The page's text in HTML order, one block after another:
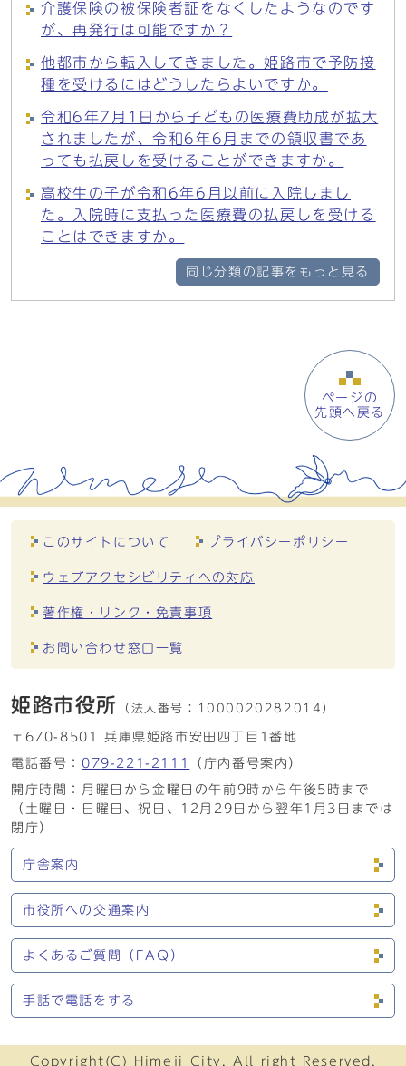
介護保険の被保険者証をなくしたようなのです
が、再発行は可能ですか？
他都市から転入してきました。姫路市で予防接
種を受けるにはどうしたらよいですか。
令和6年7月1日から子どもの医療費助成が拡大
されましたが、令和6年6月までの領収書であ
っても払戻しを受けることができますか。
高校生の子が令和6年6月以前に入院しまし
た。入院時に支払った医療費の払戻しを受ける
ことはできますか。
同じ分類の記事をもっと見る
ページの
先頭へ戻る
このサイトについて プライバシーポリシー
ウェブアクセシビリティへの対応
著作権・リンク・免責事項
お問い合わせ窓口一覧
姫路市役所 （法人番号： 1000020282014）
〒670-8501 兵庫県姫路市安田四丁目1番地
電話番号： 079-221-2111
（庁内番号案内）
開庁時間：月曜日から金曜日の午前9時から午後5時まで
（土曜日・日曜日、祝日、12月29日から翌年1月3日までは
閉庁）
庁舎案内
市役所への交通案内
よくあるご質問（FAQ）
手話で電話をする
Copyright(C) Himeji City. All right Reserved.